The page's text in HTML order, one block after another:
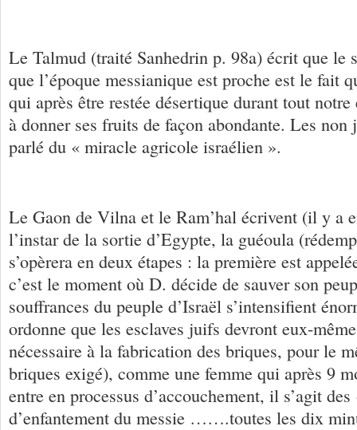
Le Talmud (traité Sanhedrin p. 98a) écrit que le
que l’époque messianique est proche est le fait
qui après être restée désertique durant tout
à donner ses fruits de façon abondante. Les non
parlé du « miracle agricole israélien ».
Le Gaon de Vilna et le Ram’hal écrivent (il y a
l’instar de la sortie d’Egypte, la guéoula
s’opèrera en deux étapes : la première est
c’est le moment où D. décide de sauver son
souffrances du peuple d’Israël s’intensifient
ordonne que les esclaves juifs devront eux-
nécessaire à la fabrication des briques, pour le
briques exigé), comme une femme qui après 9
entre en processus d’accouchement, il s’agit
d’enfantement du messie …….toutes les dix